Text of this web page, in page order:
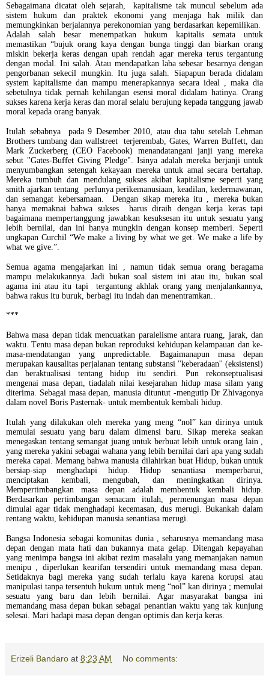
Sebagaimana dicatat oleh sejarah, kapitalisme tak muncul sebelum ada
sistem hukum dan praktek ekonomi yang menjaga hak milik dan
memungkinkan berjalannya perekonomian yang berdasarkan kepemilikan.
Adalah salah besar menempatkan hukum kapitalis semata untuk
memastikan “bujuk orang kaya dengan bunga tinggi dan biarkan orang
miskin bekerja keras dengan upah rendah agar mereka terus tergantung
dengan modal. Ini salah. Atau mendapatkan laba sebesar besarnya dengan
pengorbanan sekecil mungkin. Itu juga salah. Siapapun berada didalam
system kapitalisme dan mampu menerapkannya secara ideal , maka dia
sebetulnya tidak pernah kehilangan esensi moral didalam hatinya. Orang
sukses karena kerja keras dan moral selalu berujung kepada tanggung jawab
moral kepada orang banyak.
Itulah sebabnya pada 9 Desember 2010, atau dua tahu setelah Lehman
Brothers tumbang dan wallstreet terjerembab, Gates, Warren Buffett, dan
Mark Zuckerberg (CEO Facebook) menandatangani janji yang mereka
sebut "Gates-Buffet Giving Pledge". Isinya adalah mereka berjanji untuk
menyumbangkan setengah kekayaan mereka untuk amal secara bertahap.
Mereka tumbuh dan mendulang sukses akibat kapitalisme seperti yang
smith ajarkan tentang perlunya perikemanusiaan, keadilan, kedermawanan,
dan semangat kebersamaan. Dengan sikap mereka itu , mereka bukan
hanya memaknai bahwa sukses harus diraih dengan kerja keras tapi
bagaimana mempertanggung jawabkan kesuksesan itu untuk sesuatu yang
lebih bernilai, dan ini hanya mungkin dengan konsep memberi. Seperti
ungkapan Curchil “We make a living by what we get. We make a life by
what we give.”.
Semua agama mengajarkan ini , namun tidak semua orang beragama
mampu melakukannya. Jadi bukan soal sistem ini atau itu, bukan soal
agama ini atau itu tapi tergantung akhlak orang yang menjalankannya,
bahwa rakus itu buruk, berbagi itu indah dan menentramkan..
***
Bahwa masa depan tidak mencuatkan paralelisme antara ruang, jarak, dan
waktu. Tentu masa depan bukan reproduksi kehidupan kelampauan dan ke-
masa-mendatangan yang unpredictable. Bagaimanapun masa depan
merupakan kausalitas perjalanan tentang substansi ''keberadaan'' (eksistensi)
dan beraktualisasi tentang hidup itu sendiri. Pun rekonseptualisasi
mengenai masa depan, tiadalah nilai kesejarahan hidup masa silam yang
diterima. Sebagai masa depan, manusia dituntut -mengutip Dr Zhivagonya
dalam novel Boris Pasternak- untuk membentuk kembali hidup.
Itulah yang dilakukan oleh mereka yang meng “nol” kan dirinya untuk
memulai sesuatu yang baru dalam dimensi baru. Sikap mereka seakan
menegaskan tentang semangat juang untuk berbuat lebih untuk orang lain ,
yang mereka yakini sebagai wahana yang lebih bernilai dari apa yang sudah
mereka capai. Memang bahwa manusia dilahirkan buat Hidup, bukan untuk
bersiap-siap menghadapi hidup. Hidup senantiasa memperbarui,
menciptakan kembali, mengubah, dan meningkatkan dirinya.
Mempertimbangkan masa depan adalah membentuk kembali hidup.
Berdasarkan pertimbangan semacam itulah, permenungan masa depan
dimulai agar tidak menghadapi kecemasan, dus merugi. Bukankah dalam
rentang waktu, kehidupan manusia senantiasa merugi.
Bangsa Indonesia sebagai komunitas dunia , seharusnya memandang masa
depan dengan mata hati dan bukannya mata gelap. Ditengah kepayahan
yang menimpa bangsa ini akibat rezim masalalu yang memanjakan namun
menipu , diperlukan kearifan tersendiri untuk memandang masa depan.
Setidaknya bagi mereka yang sudah terlalu kaya karena korupsi atau
manipulasi tanpa tersentuh hukum untuk meng “nol” kan dirinya ; memulai
sesuatu yang baru dan lebih bernilai. Agar masyarakat bangsa ini
memandang masa depan bukan sebagai penantian waktu yang tak kunjung
selesai. Mari hadapi masa depan dengan optimis dan kerja keras.
Erizeli Bandaro at 8:23 AM No comments: